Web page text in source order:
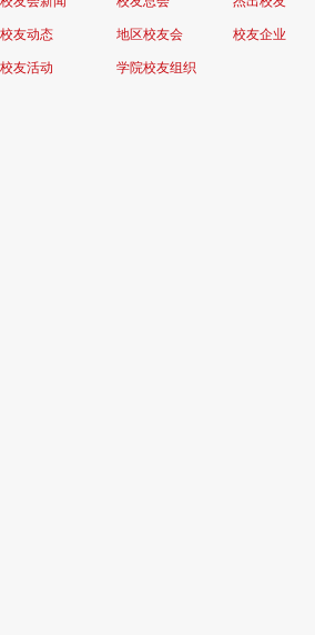
校友动态
校友活动
地区校友会
学院校友组织
校友企业